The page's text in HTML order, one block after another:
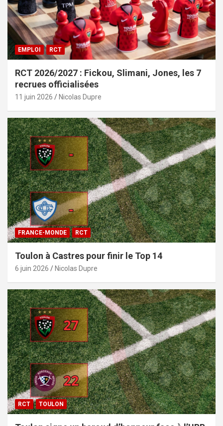
EMPLOI RCT
RCT 2026/2027 : Fickou, Slimani, Jones, les 7
recrues officialisées
11 juin 2026 Nicolas Dupre
FRANCE-MONDE RCT
Toulon à Castres pour finir le Top 14
6 juin 2026 Nicolas Dupre
RCT TOULON